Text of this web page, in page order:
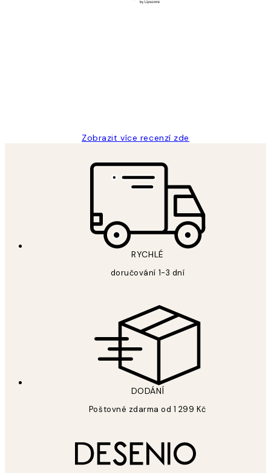
Zobrazit více recenzí zde
RYCHLÉ
doručování 1-3 dní
DODÁNÍ
Poštovné zdarma od 1 299 Kč